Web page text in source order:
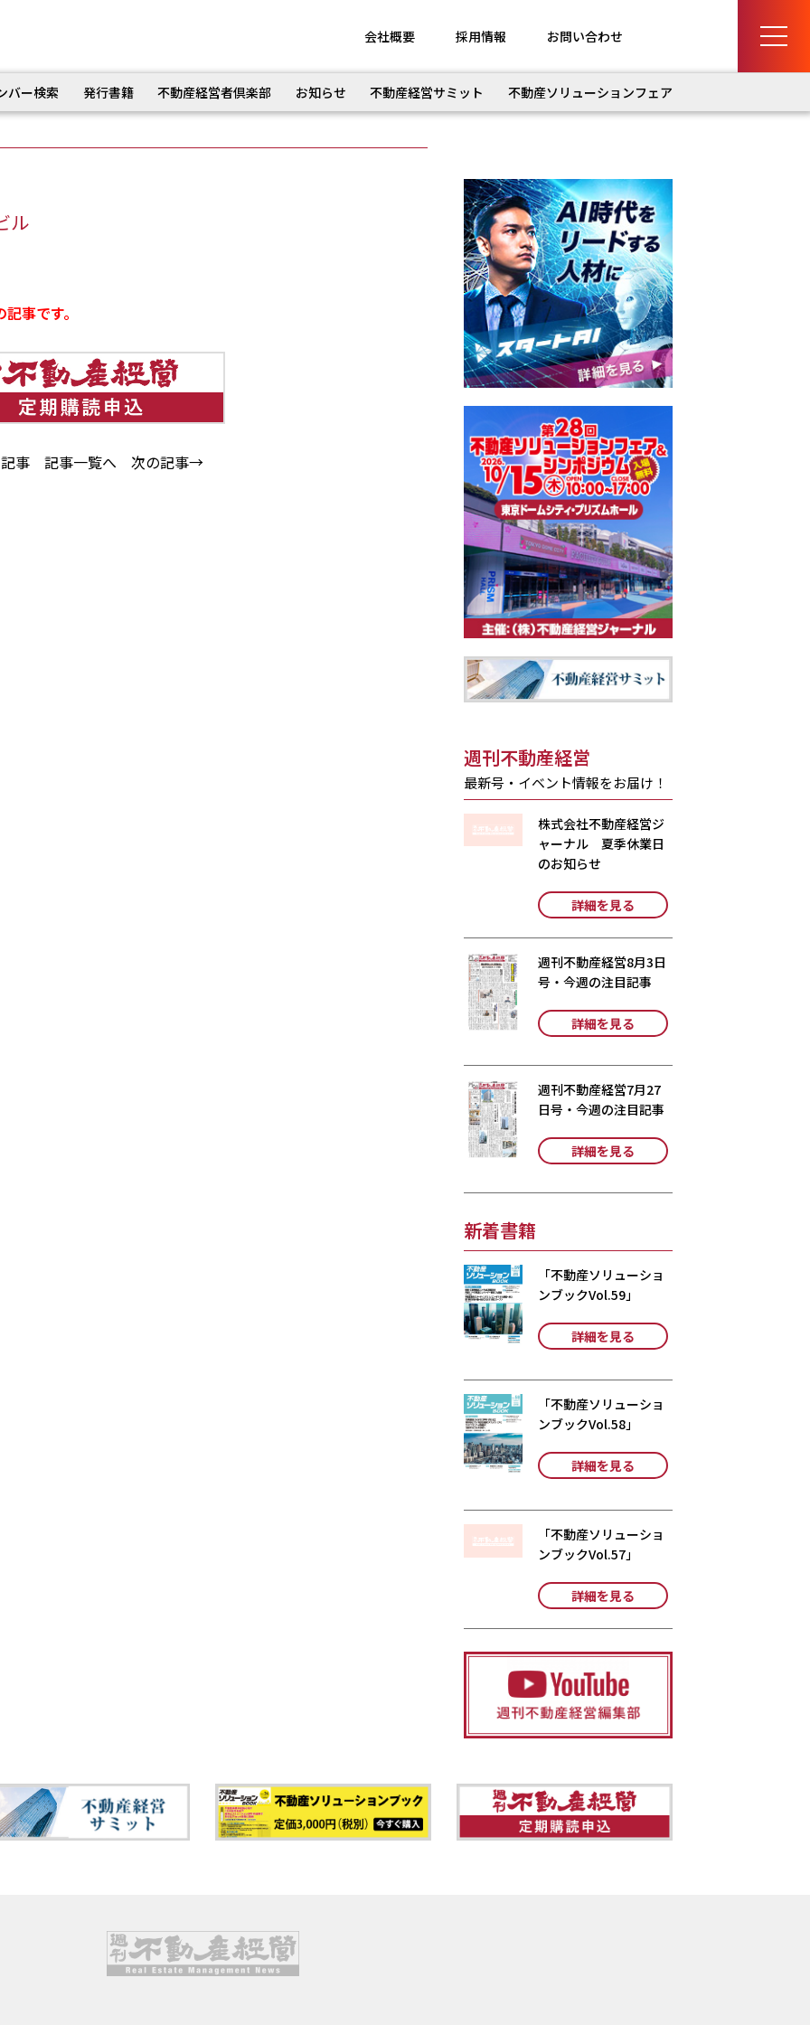
会社概要 採用情報 お問い合わせ
バー検索 発行書籍 不動産経営者倶楽部 お知らせ 不動産経営サミット 不動産ソリューションフェア
ル
事です。
事 記事一覧へ 次の記事→
週刊不動産経営
最新号・イベント情報をお届け！
株式会社不動産経営ジ
ャーナル 夏季休業日
のお知らせ
詳細を見る
週刊不動産経営8月3日
号・今週の注目記事
詳細を見る
週刊不動産経営7月27
日号・今週の注目記事
詳細を見る
新着書籍
「不動産ソリューショ
ンブックVol.59」
詳細を見る
「不動産ソリューショ
ンブックVol.58」
詳細を見る
「不動産ソリューショ
ンブックVol.57」
詳細を見る